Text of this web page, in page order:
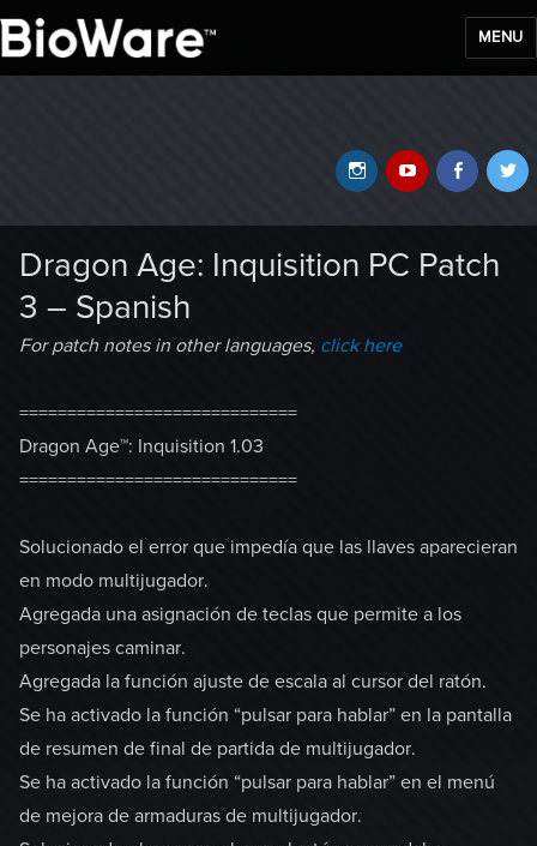
MENU
YouTube
Instagram
Dragon Age: Inquisition PC Patch
3 – Spanish
For patch notes in other languages, click here
=============================
Dragon Age™: Inquisition 1.03
=============================
Solucionado el error que impedía que las llaves aparecieran
en modo multijugador.
Agregada una asignación de teclas que permite a los
personajes caminar.
Agregada la función ajuste de escala al cursor del ratón.
Se ha activado la función “pulsar para hablar” en la pantalla
de resumen de final de partida de multijugador.
Se ha activado la función “pulsar para hablar” en el menú
de mejora de armaduras de multijugador.